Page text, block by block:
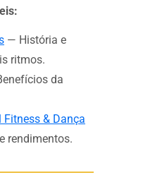
— História e
ritmos.
da
& Dança
rendimentos.